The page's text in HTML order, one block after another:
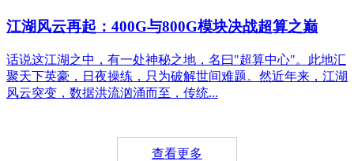
江湖风云再起：400G与800G模块决战超算之巅
话说这江湖之中，有一处神秘之地，名曰"超算中心"。此地汇
聚天下英豪，日夜操练，只为破解世间难题。然近年来，江湖
风云突变，数据洪流汹涌而至，传统...
查看更多